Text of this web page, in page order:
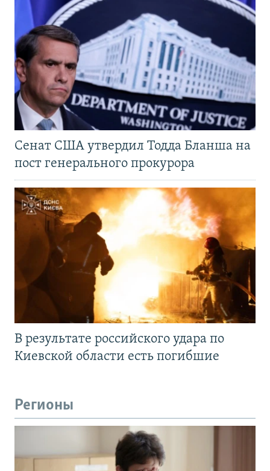
Сенат США утвердил Тодда Бланша на
пост генерального прокурора
В результате российского удара по
Киевской области есть погибшие
Регионы